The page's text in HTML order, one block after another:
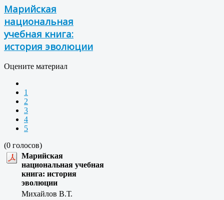
Марийская
национальная
учебная книга:
история эволюции
Оцените материал
1
2
3
4
5
(0 голосов)
Марийская
национальная учебная
книга: история
эволюции
Михайлов В.Т.